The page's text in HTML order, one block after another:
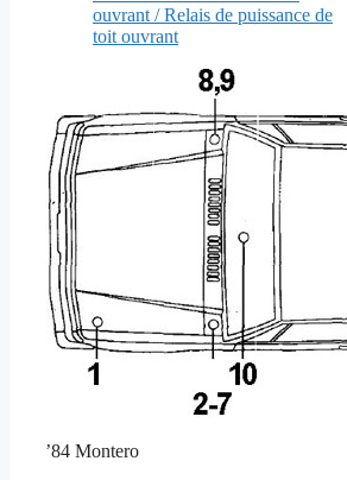
ouvrant / Relais de puissance de
toit ouvrant
’84 Montero